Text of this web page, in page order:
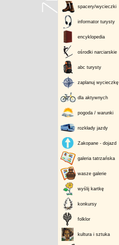
spacery/wycieczki
informator turysty
encyklopedia
ośrodki narciarskie
abc turysty
zaplanuj wycieczkę
dla aktywnych
pogoda / warunki
rozkłady jazdy
Zakopane - dojazd
galeria tatrzańska
wasze galerie
wyślij kartkę
konkursy
folklor
kultura i sztuka